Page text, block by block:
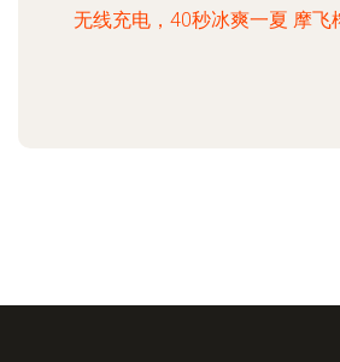
无线充电，40秒冰爽一夏 摩飞